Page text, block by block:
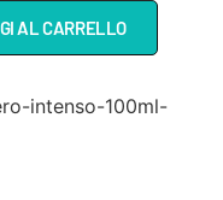
AL CARRELLO
intenso-100ml-